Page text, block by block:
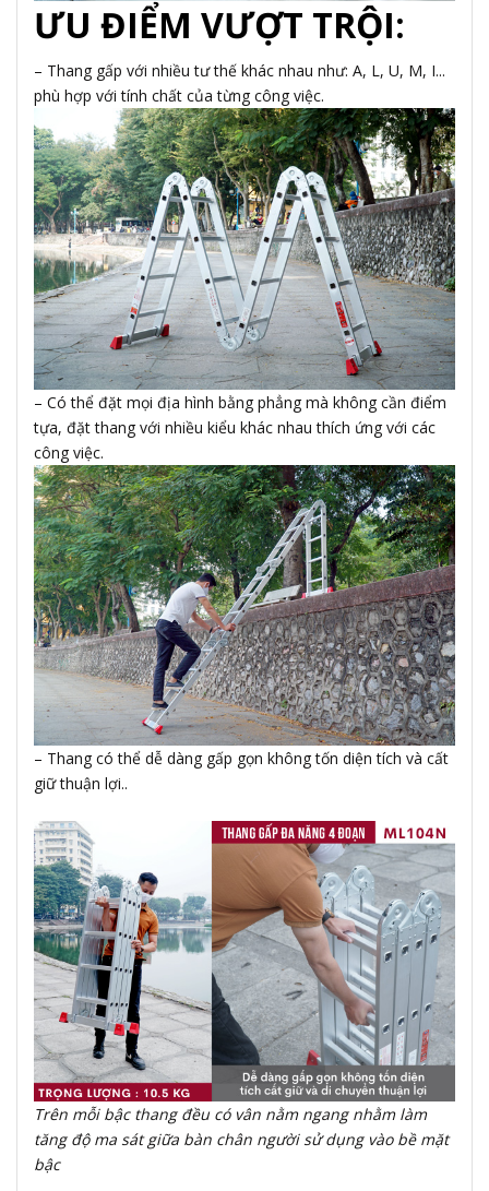
ƯU ĐIỂM VƯỢT TRỘI:
– Thang gấp với nhiều tư thế khác nhau như: A, L, U, M, I...
phù hợp với tính chất của từng công việc.
– Có thể đặt mọi địa hình bằng phẳng mà không cần điểm
tựa, đặt thang với nhiều kiểu khác nhau thích ứng với các
công việc.
– Thang có thể dễ dàng gấp gọn không tốn diện tích và cất
giữ thuận lợi..
Trên mỗi bậc thang đều có vân nằm ngang nhằm làm
tăng độ ma sát giữa bàn chân người sử dụng vào bề mặt
bậc